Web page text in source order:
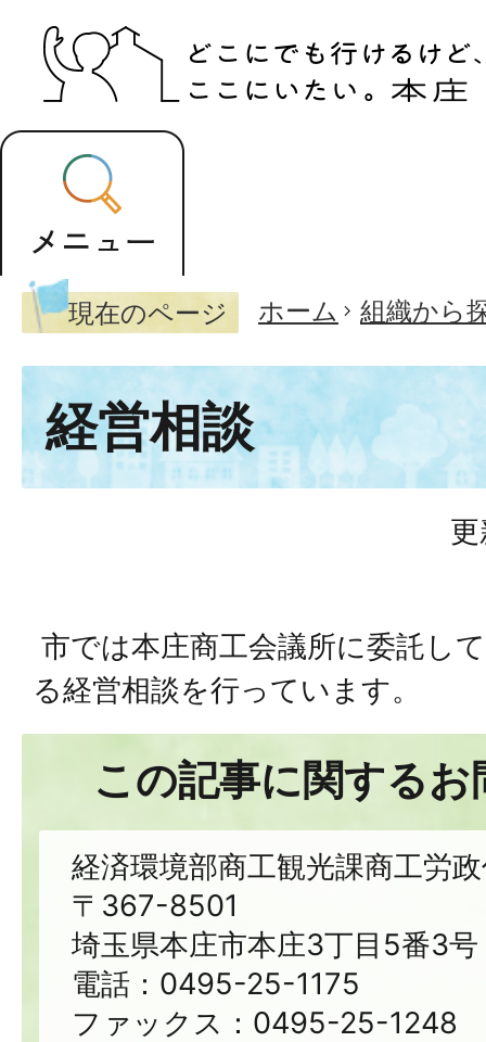
現在のページ ホーム 組織から
経営相談
市では本庄商工会議所に委託し
る経営相談を行っています。
この記事に関する
経済環境部商工観光課商工労
〒367-8501
埼玉県本庄市本庄3丁目5番3号
電話：0495-25-1175
ファックス：0495-25-1248